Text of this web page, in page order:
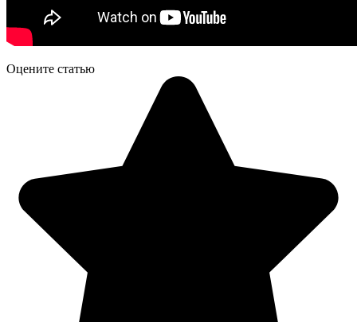
Оцените статью